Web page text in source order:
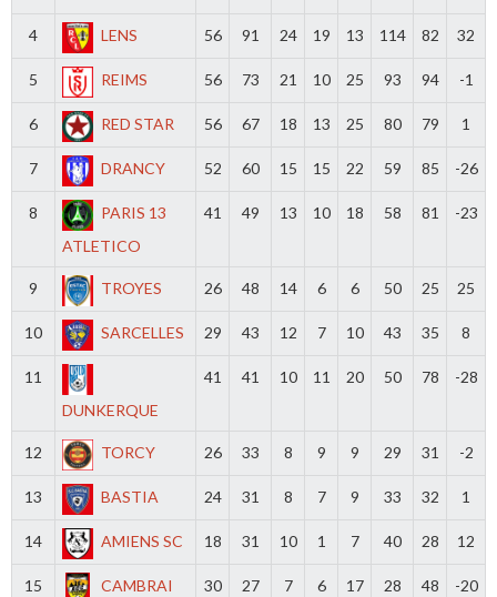
4 LENS 56 91 24 19 13 114 82 32
5 REIMS 56 73 21 10 25 93 94 -1
6 RED STAR 56 67 18 13 25 80 79 1
7 DRANCY 52 60 15 15 22 59 85 -26
8
PARIS 13
ATLETICO
41 49 13 10 18 58 81 -23
9 TROYES 26 48 14 6 6 50 25 25
10 SARCELLES 29 43 12 7 10 43 35 8
11
DUNKERQUE
41 41 10 11 20 50 78 -28
12 TORCY 26 33 8 9 9 29 31 -2
13 BASTIA 24 31 8 7 9 33 32 1
14 AMIENS SC 18 31 10 1 7 40 28 12
15 CAMBRAI 30 27 7 6 17 28 48 -20